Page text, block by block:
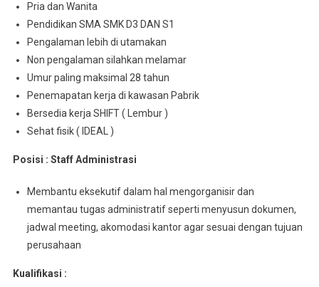
Pria dan Wanita
Pendidikan SMA SMK D3 DAN S1
Pengalaman lebih di utamakan
Non pengalaman silahkan melamar
Umur paling maksimal 28 tahun
Penemapatan kerja di kawasan Pabrik
Bersedia kerja SHIFT ( Lembur )
Sehat fisik ( IDEAL )
Posisi : Staff Administrasi
Membantu eksekutif dalam hal mengorganisir dan
memantau tugas administratif seperti menyusun dokumen,
jadwal meeting, akomodasi kantor agar sesuai dengan tujuan
perusahaan
Kualifikasi :